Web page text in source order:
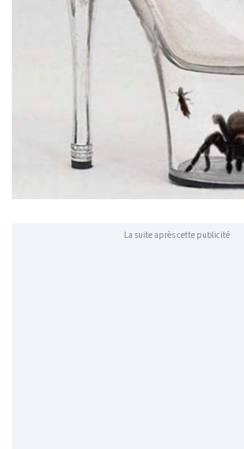
La suite après cette publicité